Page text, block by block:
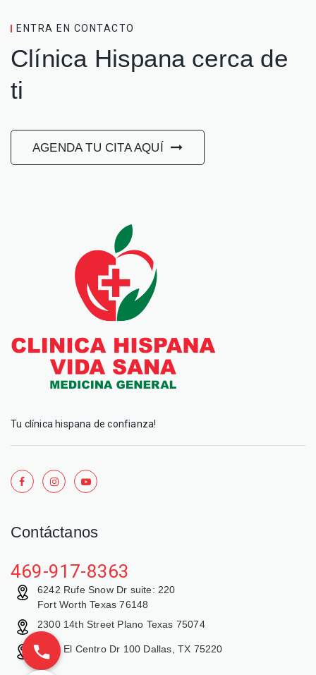
ENTRA EN CONTACTO
Clínica Hispana cerca de
ti
AGENDA TU CITA AQUÍ
Tu clínica hispana de confianza!
Contáctanos
469-917-8363
6242 Rufe Snow Dr suite: 220
Fort Worth Texas 76148
2300 14th Street Plano Texas 75074
9429 El Centro Dr 100 Dallas, TX 75220